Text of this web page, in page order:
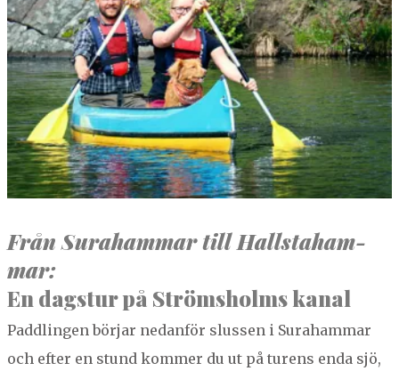
SURAHAMMAR
VÄSTERÅS
Från Sura­ham­mar till Hall­sta­ham­
mar:
En dagstur på Strömsholms kanal
Pad­dlin­gen bör­jar nedan­för slussen i Sura­ham­mar
och efter en stund kom­mer du ut på turens enda sjö,